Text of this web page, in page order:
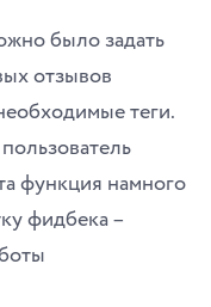
было задать
отзывов
теги.
функция намного
фидбека –